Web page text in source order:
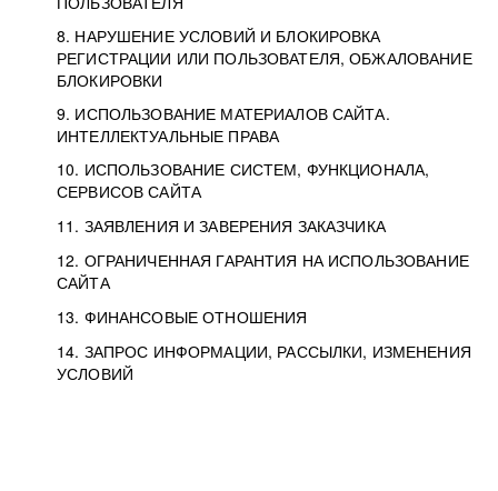
8. НАРУШЕНИЕ УСЛОВИЙ И БЛОКИРОВКА
РЕГИСТРАЦИИ ИЛИ ПОЛЬЗОВАТЕЛЯ, ОБЖАЛОВАНИЕ
БЛОКИРОВКИ
9. ИСПОЛЬЗОВАНИЕ МАТЕРИАЛОВ САЙТА.
ИНТЕЛЛЕКТУАЛЬНЫЕ ПРАВА
10. ИСПОЛЬЗОВАНИЕ СИСТЕМ, ФУНКЦИОНАЛА,
СЕРВИСОВ САЙТА
11. ЗАЯВЛЕНИЯ И ЗАВЕРЕНИЯ ЗАКАЗЧИКА
12. ОГРАНИЧЕННАЯ ГАРАНТИЯ НА ИСПОЛЬЗОВАНИЕ
САЙТА
13. ФИНАНСОВЫЕ ОТНОШЕНИЯ
14. ЗАПРОС ИНФОРМАЦИИ, РАССЫЛКИ, ИЗМЕНЕНИЯ
УСЛОВИЙ